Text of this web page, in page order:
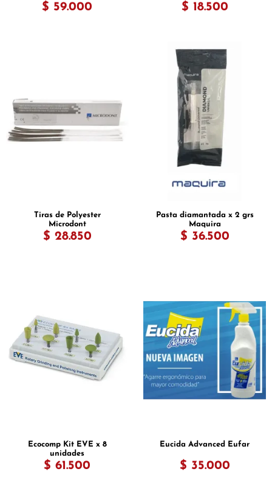
$ 59.000 $ 18.500
Tiras de Polyester
Microdont
$ 28.850
Pasta diamantada x 2 grs
Maquira
$ 36.500
Ecocomp Kit EVE x 8
unidades
$ 61.500
Eucida Advanced Eufar
$ 35.000